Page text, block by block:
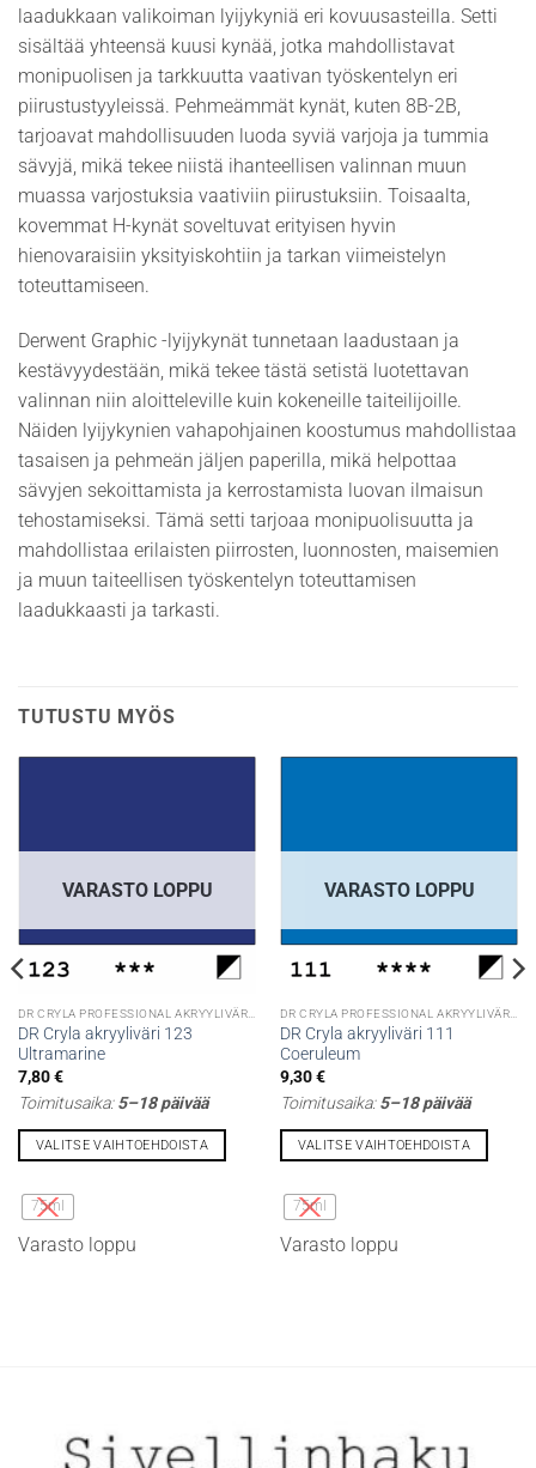
laadukkaan valikoiman lyijykyniä eri kovuusasteilla. Setti
sisältää yhteensä kuusi kynää, jotka mahdollistavat
monipuolisen ja tarkkuutta vaativan työskentelyn eri
piirustustyyleissä. Pehmeämmät kynät, kuten 8B-2B,
tarjoavat mahdollisuuden luoda syviä varjoja ja tummia
sävyjä, mikä tekee niistä ihanteellisen valinnan muun
muassa varjostuksia vaativiin piirustuksiin. Toisaalta,
kovemmat H-kynät soveltuvat erityisen hyvin
hienovaraisiin yksityiskohtiin ja tarkan viimeistelyn
toteuttamiseen.
Derwent Graphic -lyijykynät tunnetaan laadustaan ja
kestävyydestään, mikä tekee tästä setistä luotettavan
valinnan niin aloitteleville kuin kokeneille taiteilijoille.
Näiden lyijykynien vahapohjainen koostumus mahdollistaa
tasaisen ja pehmeän jäljen paperilla, mikä helpottaa
sävyjen sekoittamista ja kerrostamista luovan ilmaisun
tehostamiseksi. Tämä setti tarjoaa monipuolisuutta ja
mahdollistaa erilaisten piirrosten, luonnosten, maisemien
ja muun taiteellisen työskentelyn toteuttamisen
laadukkaasti ja tarkasti.
TUTUSTU MYÖS
VARASTO LOPPU
DR Cryla akryyliväri 123
Ultramarine
7,80€
Toimitusaika:5–18 päivää
VALITSE VAIHTOEHDOISTA
tuotteella
on
useampi
75ml
Varasto loppu
VARASTO LOPPU
DR Cryla akryyliväri 111
Coeruleum
9,30€
Toimitusaika:5–18 päivää
VALITSE VAIHTOEHDOISTA
tuotteella
on
useampi
75ml
Varasto loppu